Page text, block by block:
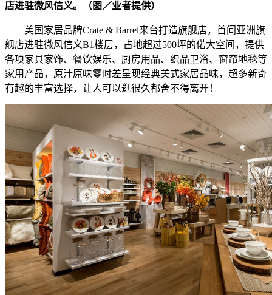
店进驻微风信义。（图／业者提供）
美国家居品牌Crate & Barrel来台打造旗舰店，首间亚洲旗
舰店进驻微风信义B1楼层，占地超过500坪的偌大空间，提供
各项家具家饰、餐饮娱乐、厨房用品、织品卫浴、窗帘地毯等
家用产品，原汁原味零时差呈现经典美式家居品味，超多新奇
有趣的丰富选择，让人可以逛很久都舍不得离开！